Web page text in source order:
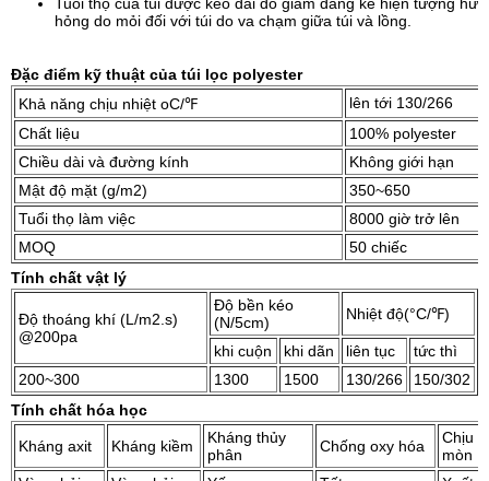
Tuổi thọ của túi được kéo dài do giảm đáng kể hiện tượng hư
hỏng do mỏi đối với túi do va chạm giữa túi và lồng.
Đặc điểm kỹ thuật của túi lọc polyester
Khả năng chịu nhiệt oC/℉
lên tới 130/266
Chất liệu
100% polyester
Chiều dài và đường kính
Không giới hạn
Mật độ mặt (g/m2)
350~650
Tuổi thọ làm việc
8000 giờ trở lên
MOQ
50 chiếc
Tính chất vật lý
Độ thoáng khí (L/m2.s)
@200pa
Độ bền kéo
(N/5cm)
Nhiệt độ(°C/℉)
khi cuộn khi dãn liên tục
tức thì
200~300
1300 1500 130/266
150/302
Tính chất hóa học
Kháng axit Kháng kiềm
Kháng thủy
phân
Chống oxy hóa
Chịu
mòn